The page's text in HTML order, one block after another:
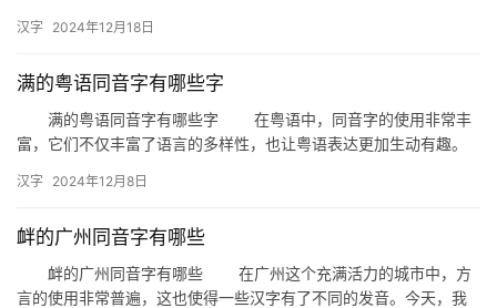
至关…
汉字 2024年12月18日
满的粤语同音字有哪些字
满的粤语同音字有哪些字 在粤语中，同音字的使用非常丰
富，它们不仅丰富了语言的多样性，也让粤语表达更加生动有趣。
汉字 2024年12月8日
衅的广州同音字有哪些
衅的广州同音字有哪些 在广州这个充满活力的城市中，方
言的使用非常普遍，这也使得一些汉字有了不同的发音。今天，我